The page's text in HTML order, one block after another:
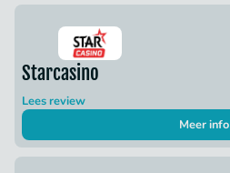
Starcasino
Lees review
Meer info